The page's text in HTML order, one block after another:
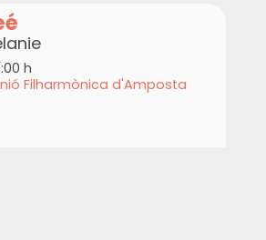
h
Filharmònica d'Amposta